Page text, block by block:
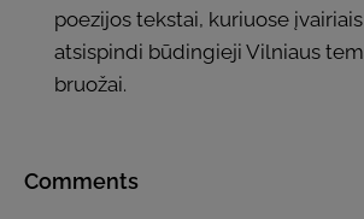
poezijos tekstai, kuriuose
atsispindi būdingieji Vilniaus
bruožai.
Comments